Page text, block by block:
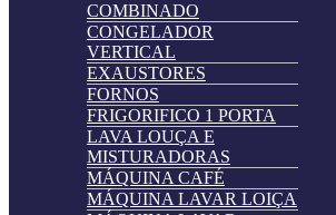
COMBINADO
CONGELADOR
VERTICAL
EXAUSTORES
FORNOS
FRIGORIFICO 1 PORTA
LAVA LOUÇA E
MISTURADORAS
MÁQUINA CAFÉ
MÁQUINA LAVAR LOIÇA